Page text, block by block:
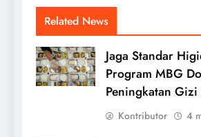
Related News
Jaga Standar
Program MBG
Peningkatan Gizi
Kontributor 4